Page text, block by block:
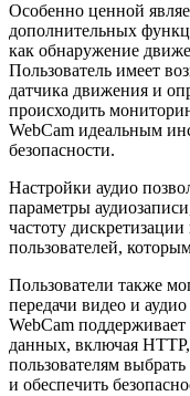
Особенно ценной
дополнительных
как обнаружение
Пользователь имеет
датчика движения и
происходить
WebCam идеальным
безопасности.
Настройки аудио
параметры
частоту
пользователей,
Пользователи также
передачи видео и
WebCam
данных, включая
пользователям
и обеспечить